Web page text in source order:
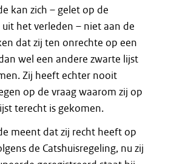
kan zich – gelet op de
het verleden – niet aan de
dat zij ten onrechte op een
wel een andere zwarte lijst
Zij heeft echter nooit
op de vraag waarom zij op
terecht is gekomen.
meent dat zij recht heeft op
de Catshuisregeling, nu zij